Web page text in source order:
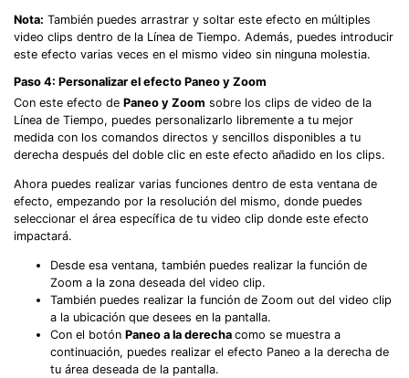
Nota: También puedes arrastrar y soltar este efecto en múltiples
video clips dentro de la Línea de Tiempo. Además, puedes introducir
este efecto varias veces en el mismo video sin ninguna molestia.
Paso 4: Personalizar el efecto Paneo y Zoom
Con este efecto de Paneo y Zoom sobre los clips de video de la
Línea de Tiempo, puedes personalizarlo libremente a tu mejor
medida con los comandos directos y sencillos disponibles a tu
derecha después del doble clic en este efecto añadido en los clips.
Ahora puedes realizar varias funciones dentro de esta ventana de
efecto, empezando por la resolución del mismo, donde puedes
seleccionar el área específica de tu video clip donde este efecto
impactará.
Desde esa ventana, también puedes realizar la función de
Zoom a la zona deseada del video clip.
También puedes realizar la función de Zoom out del video clip
a la ubicación que desees en la pantalla.
Con el botón Paneo a la derecha como se muestra a
continuación, puedes realizar el efecto Paneo a la derecha de
tu área deseada de la pantalla.